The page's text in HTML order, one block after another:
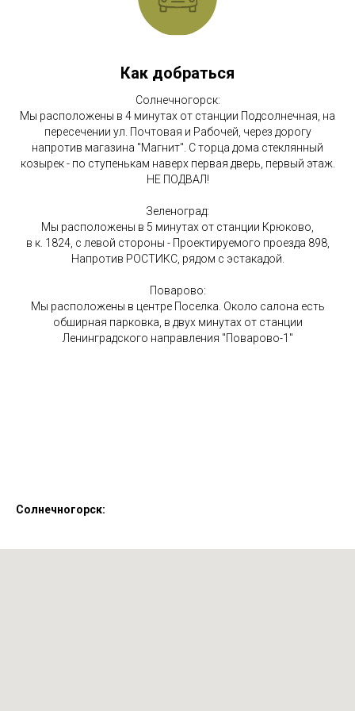
Как добраться
Солнечногорск:
Мы расположены в 4 минутах от станции Подсолнечная, на
пересечении ул. Почтовая и Рабочей, через дорогу
напротив магазина "Магнит". С торца дома стеклянный
козырек - по ступенькам наверх первая дверь, первый этаж.
НЕ ПОДВАЛ!
Зеленоград:
Мы расположены в 5 минутах от станции Крюково,
в к. 1824, с левой стороны - Проектируемого проезда 898,
Напротив РОСТИКС, рядом с эстакадой.
Поварово:
Мы расположены в центре Поселка. Около салона есть
обширная парковка, в двух минутах от станции
Ленинградского направления "Поварово-1"
Солнечногорск: